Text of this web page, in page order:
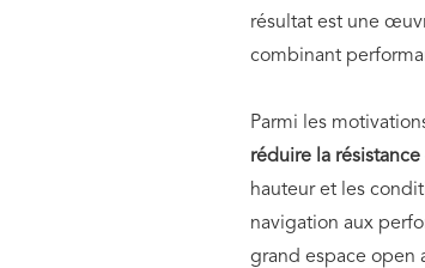
résultat est une
combinant
Parmi les
réduire la résistance
hauteur et les
navigation aux
grand espace open